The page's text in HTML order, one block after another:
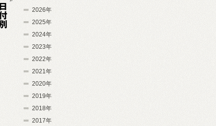
2026年
2025年
2024年
2023年
2022年
2021年
2020年
2019年
2018年
2017年